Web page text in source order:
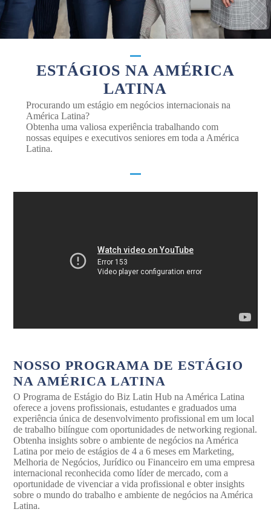
ESTÁGIOS NA AMÉRICA
LATINA
Procurando um estágio em negócios internacionais na
América Latina?
Obtenha uma valiosa experiência trabalhando com
nossas equipes e executivos seniores em toda a América
Latina.
NOSSO PROGRAMA DE ESTÁGIO
NA AMÉRICA LATINA
O Programa de Estágio do Biz Latin Hub na América Latina
oferece a jovens profissionais, estudantes e graduados uma
experiência única de desenvolvimento profissional em um local
de trabalho bilíngue com oportunidades de networking regional.
Obtenha insights sobre o ambiente de negócios na América
Latina por meio de estágios de 4 a 6 meses em Marketing,
Melhoria de Negócios, Jurídico ou Financeiro em uma empresa
internacional reconhecida como líder de mercado, com a
oportunidade de vivenciar a vida profissional e obter insights
sobre o mundo do trabalho e ambiente de negócios na América
Latina.